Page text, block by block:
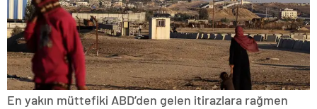
En yakın müttefiki ABD’den gelen itirazlara rağmen